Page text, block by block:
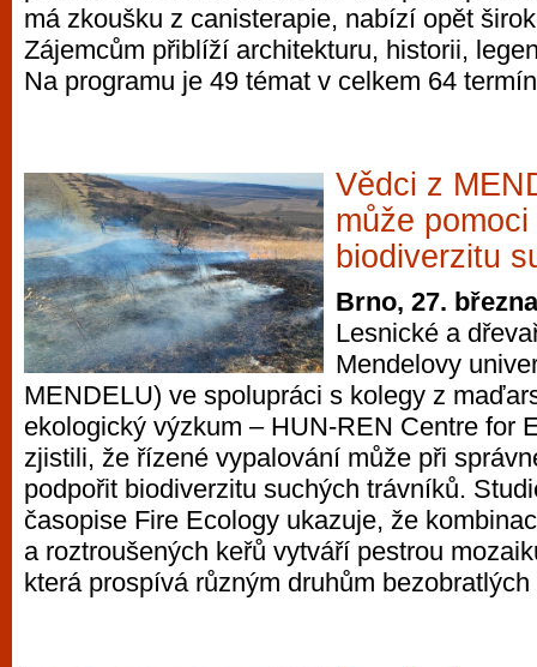
má zkoušku z canisterapie, nabízí opět
Zájemcům přiblíží architekturu, historii,
Na programu je 49 témat v celkem 64
Vědci z
může
biodiverzitu
Brno, 27.
Lesnické a
Mendelovy
MENDELU) ve spolupráci s kolegy z
ekologický výzkum – HUN-REN Centre for
zjistili, že řízené vypalování může při
podpořit biodiverzitu suchých trávníků.
časopise Fire Ecology ukazuje, že
a roztroušených keřů vytváří pestrou
která prospívá různým druhům